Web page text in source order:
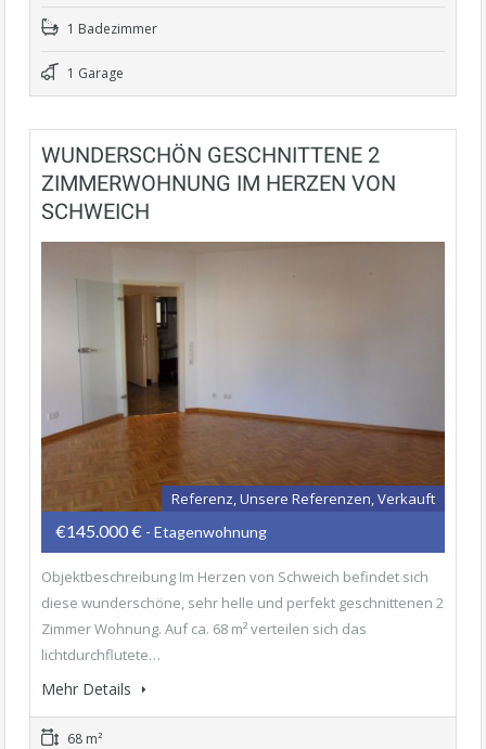
1 Badezimmer
1 Garage
WUNDERSCHÖN GESCHNITTENE 2
ZIMMERWOHNUNG IM HERZEN VON
SCHWEICH
Referenz, Unsere Referenzen, Verkauft
€145.000 € - Etagenwohnung
Objektbeschreibung Im Herzen von Schweich befindet sich
diese wunderschöne, sehr helle und perfekt geschnittenen 2
Zimmer Wohnung. Auf ca. 68 m² verteilen sich das
lichtdurchflutete…
Mehr Details
68 m²